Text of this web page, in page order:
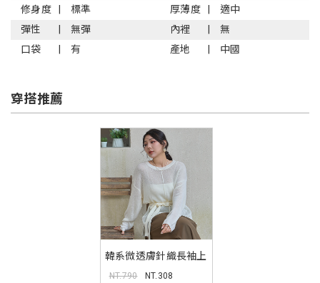
修身度
標準 厚薄度
適中
彈性
無彈 內裡
無
口袋
有 產地 中國
穿搭推薦
韓系微透膚針織長袖上
衣(附綁帶) MISS
NT.790 NT.308